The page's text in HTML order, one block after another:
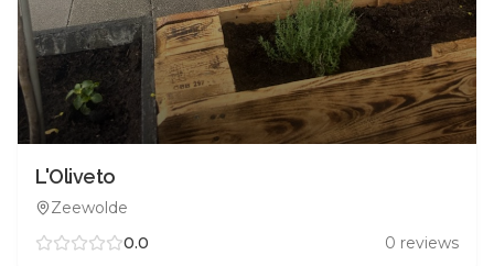
L'Oliveto
Zeewolde
0.0
0 reviews